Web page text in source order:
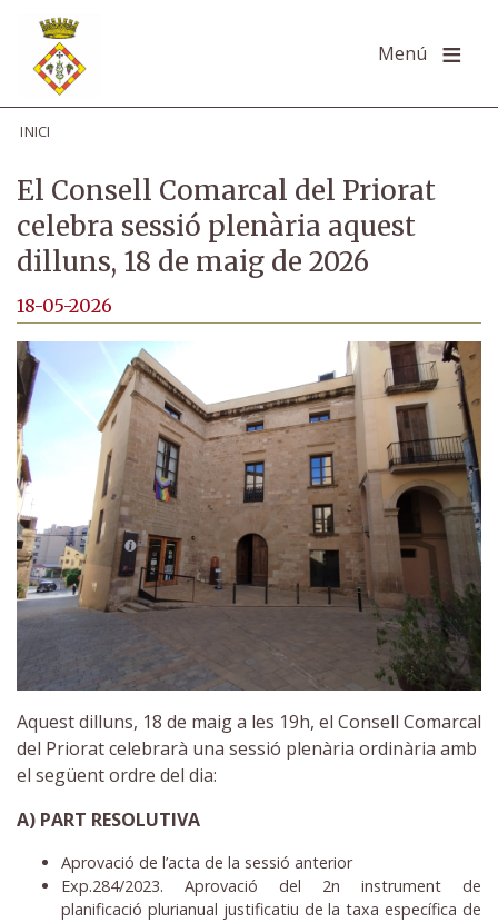
Menú
INICI
El Consell Comarcal del Priorat
celebra sessió plenària aquest
dilluns, 18 de maig de 2026
18-05-2026
Aquest dilluns, 18 de maig a les 19h, el Consell Comarcal
del Priorat celebrarà una sessió plenària ordinària amb
el següent ordre del dia:
A) PART RESOLUTIVA
Aprovació de l’acta de la sessió anterior
Exp.284/2023. Aprovació del 2n instrument de
planificació plurianual justificatiu de la taxa específica de